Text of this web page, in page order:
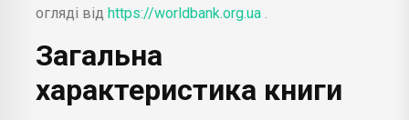
огляді від https://worldbank.org.ua
Загальна
характеристика книги